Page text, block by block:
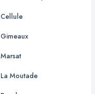
Cellule
Gimeaux
Marsat
La Moutade